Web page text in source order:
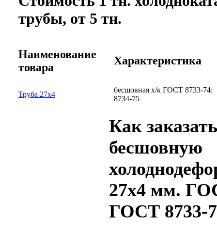
трубы, от 5 тн.
Наименование
товара
Характеристика
Труба 27x4
бесшовная х/к ГОСТ 8733-74:
8734-75
Как
бесшовную
27x4 мм.
ГОСТ 8733-